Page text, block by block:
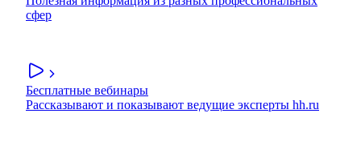
сфер
Бесплатные вебинары
Рассказывают и показывают ведущие эксперты hh.ru